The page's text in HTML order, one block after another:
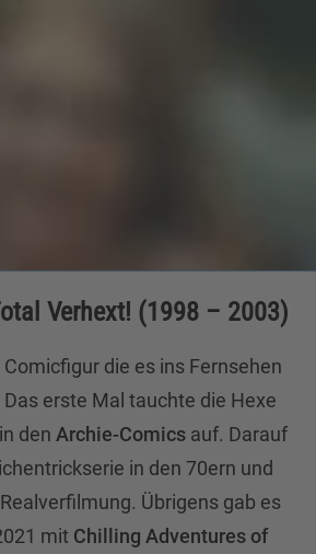
Verhext! (1998 – 2003)
die es ins Fernsehen
erste Mal tauchte die Hexe
den Archie-Comics auf. Darauf
in den 70ern und
Übrigens gab es
mit Chilling Adventures of